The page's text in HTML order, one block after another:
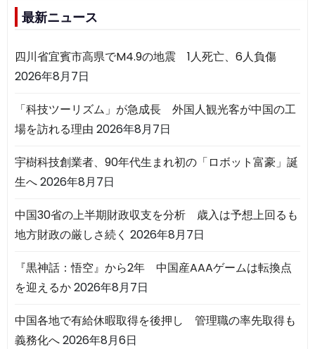
最新ニュース
四川省宜賓市高県でM4.9の地震 1人死亡、6人負傷
2026年8月7日
「科技ツーリズム」が急成長 外国人観光客が中国の工
場を訪れる理由 2026年8月7日
宇樹科技創業者、90年代生まれ初の「ロボット富豪」誕
生へ2026年8月7日
中国30省の上半期財政収支を分析 歳入は予想上回るも
地方財政の厳しさ続く 2026年8月7日
『黒神話：悟空』から2年 中国産AAAゲームは転換点
を迎えるか2026年8月7日
中国各地で有給休暇取得を後押し 管理職の率先取得も
義務化へ2026年8月6日